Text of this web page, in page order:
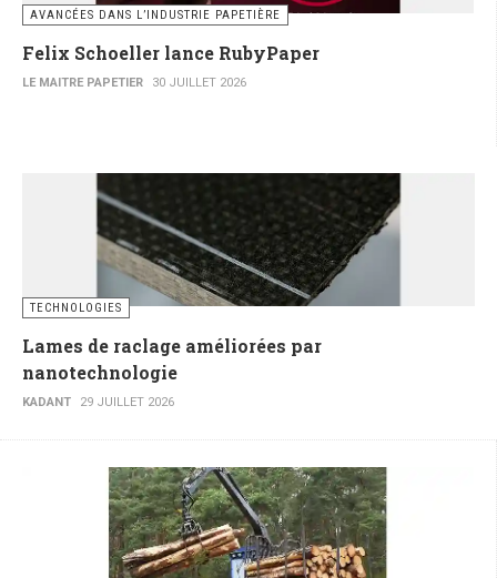
AVANCÉES DANS L’INDUSTRIE PAPETIÈRE
Felix Schoeller lance RubyPaper
LE MAITRE PAPETIER 30 JUILLET 2026
TECHNOLOGIES
Lames de raclage améliorées par
nanotechnologie
KADANT 29 JUILLET 2026